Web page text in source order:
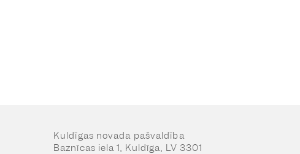
Kuldīgas novada pašvaldība
Baznīcas iela 1, Kuldīga, LV 3301